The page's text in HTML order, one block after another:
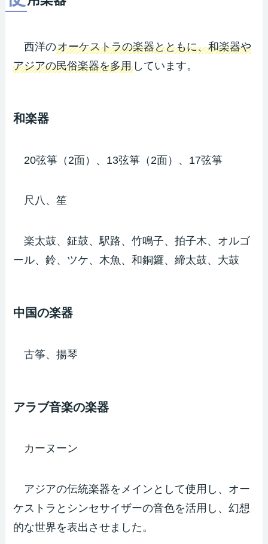
西洋のオーケストラの楽器とともに、和楽器や
アジアの民俗楽器を多用 しています。
和楽器
20弦箏（2面）、13弦箏（2面）、17弦箏
尺八、笙
楽太鼓、鉦鼓、駅路、竹鳴子、拍子木、オルゴ
ール、鈴、ツケ、木魚、和銅鑼、締太鼓、大鼓
中国の楽器
古筝、揚琴
アラブ音楽の楽器
カーヌーン
アジアの伝統楽器をメインとして使用し、オー
ケストラとシンセサイザーの音色を活用し、幻想
的な世界を表出させました。